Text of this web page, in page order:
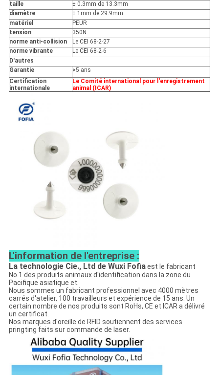
taille
± 0.3mm de 13.3mm
diamètre
± 1mm de 29.9mm
matériel
PEUR
tension
350N
norme anti-collision
Le CEI 68-2-27
norme vibrante
Le CEI 68-2-6
D'autres
Garantie
>5 ans
Certification
internationale
Le Comité international pour l'enregistrement
animal (ICAR)
L'information de l'entreprise :
La technologie Cie., Ltd de Wuxi Fofiaest le fabricant
No.1 des produits animaux d'identification dans la zone du
Pacifique asiatique et.
Nous sommes un fabricant professionnel avec 4000 mètres
carrés d'atelier, 100 travailleurs et expérience de 15 ans. Un
certain nombre de nos produits sont RoHs, CE et ICAR a délivré
un certificat.
Nos marques d'oreille de RFID soutiennent des services
pringting faits sur commande de laser.